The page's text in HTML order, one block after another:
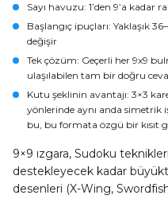
Sayı havuzu: 1’den 9’a kadar
Başlangıç ipuçları: Yaklaşık
değişir
Tek çözüm: Geçerli her 9x9
ulaşılabilen tam bir doğru
Kutu şeklinin avantajı: 3×3
yönlerinde aynı anda
bu, bu formata özgü bir kısıt
9×9 ızgara, Sudoku
destekleyecek kadar
desenleri (X-Wing,